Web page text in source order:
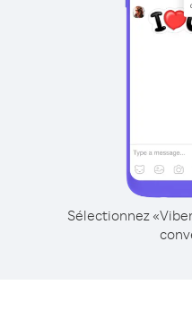
Sélectionnez